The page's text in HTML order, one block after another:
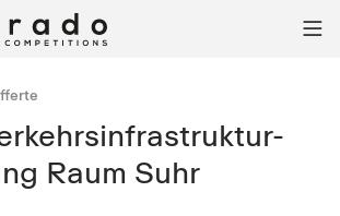

Raum Suhr